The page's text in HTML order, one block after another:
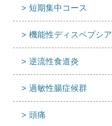
短期集中コース
機能性ディスペプシア
逆流性食道炎
過敏性腸症候群
頭痛